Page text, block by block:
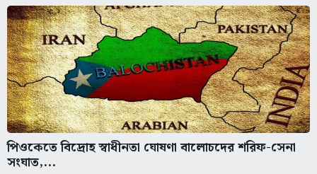
পিওকেতে বিদ্রোহ স্বাধীনতা ঘোষণা বালোচদের শরিফ-সেনা
সংঘাত,...